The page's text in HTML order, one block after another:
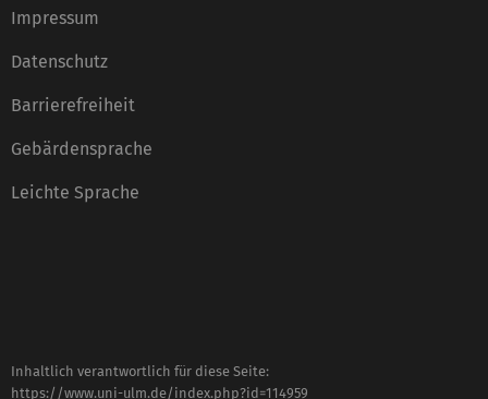
Impressum
Datenschutz
Barrierefreiheit
Gebärdensprache
Leichte Sprache
Inhaltlich verantwortlich für diese Seite:
https://www.uni-ulm.de/index.php?id=114959